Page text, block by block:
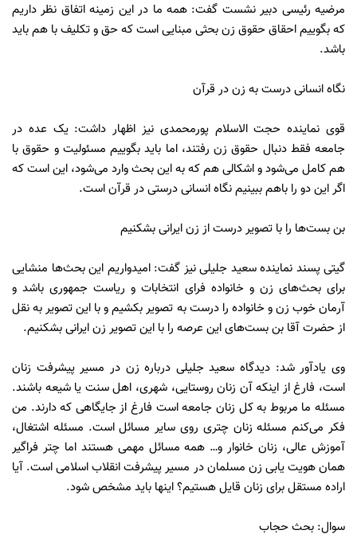
مرضیه رئیسی دبیر نشست گفت: همه ما در این زمینه اتفاق نظر داریم
که بگوییم احقاق حقوق زن بحثی مبنایی است که حق و تکلیف با هم باید
باشد.
نگاه انسانی درست به زن در قرآن
قوی نماینده حجت الاسلام پورمحمدی نیز اظهار داشت: یک عده در
جامعه فقط دنبال حقوق زن رفتند، اما باید بگوییم مسئولیت و حقوق با
هم کامل می‌شود و اشکالی هم که به این بحث وارد می‌شود، این است که
اگر این دو را باهم ببینیم نگاه انسانی درستی در قرآن است.
بن بست‌ها را با تصویر درست از زن ایرانی بشکنیم
گیتی پسند نماینده سعید جلیلی نیز گفت: امیدواریم این بحث‌ها منشایی
برای بحث‌های زن و خانواده فرای انتخابات و ریاست جمهوری باشد و
آرمان خوب زن و خانواده را درست به تصویر بکشیم و با این تصویر به نقل
از حضرت آقا بن بست‌های این عرصه را با این تصویر زن ایرانی بشکنیم.
وی یادآور شد: دیدگاه سعید جلیلی درباره زن در مسیر پیشرفت زنان
است، فارغ از اینکه آن زنان روستایی، شهری، اهل سنت یا شیعه باشند.
مسئله ما مربوط به کل زنان جامعه است فارغ از جایگاهی که دارند. من
فکر می‌کنم مسئله زنان چتری روی سایر مسائل است. مسئله اشتغال،
آموزش عالی، زنان خانوار و… همه مسائل مهمی هستند اما چتر فراگیر
همان هویت یابی زن مسلمان در مسیر پیشرفت انقلاب اسلامی است. آیا
اراده مستقل برای زنان قایل هستیم؟ اینها باید مشخص شود.
سوال: بحث حجاب